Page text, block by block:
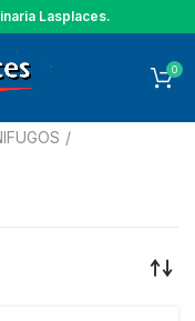
Lasplaces.
0